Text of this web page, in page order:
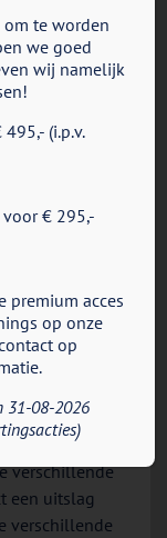
van
sprake te zijn
ACT-
verschillende
een uitslag
verschillende
te worden
we goed
wij namelijk
(i.p.v.
€ 295,-
premium acces
op onze
op
31-08-2026